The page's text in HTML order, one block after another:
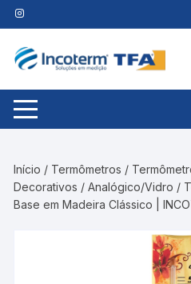
Pular
para
conteúdo
Início / Termômetros /
Decorativos /Analógico/Vidro /
Base em Madeira Clássico |